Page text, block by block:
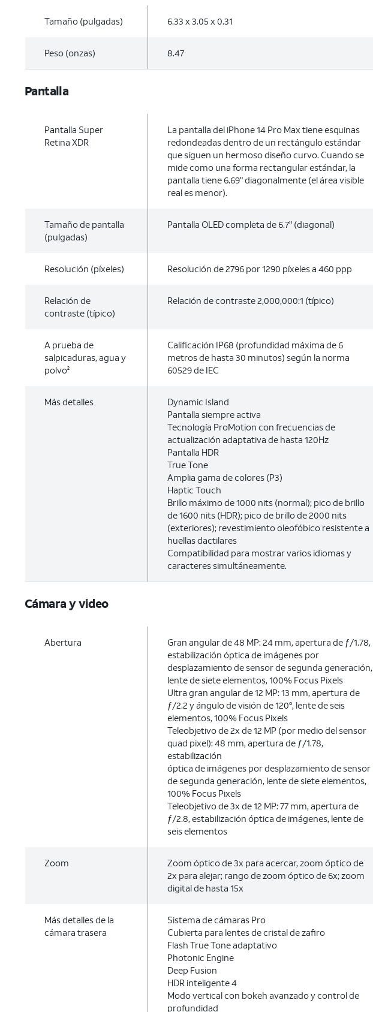
Tamaño (pulgadas) 6.33 x 3.05 x 0.31
Peso (onzas) 8.47
Pantalla
Pantalla Super
Retina XDR
La pantalla del iPhone 14 Pro Max tiene esquinas
redondeadas dentro de un rectángulo estándar
que siguen un hermoso diseño curvo. Cuando se
mide como una forma rectangular estándar, la
pantalla tiene 6.69" diagonalmente (el área visible
real es menor).
Tamaño de pantalla
(pulgadas)
Pantalla OLED completa de 6.7" (diagonal)
Resolución (píxeles) Resolución de 2796 por 1290 píxeles a 460 ppp
Relación de
contraste (típico)
Relación de contraste 2,000,000:1 (típico)
A prueba de
salpicaduras, agua y
polvo2
Calificación IP68 (profundidad máxima de 6
metros de hasta 30 minutos) según la norma
60529 de IEC
Más detalles
Dynamic Island
Pantalla siempre activa
Tecnología ProMotion con frecuencias de
actualización adaptativa de hasta 120Hz
Pantalla HDR
True Tone
Amplia gama de colores (P3)
Haptic Touch
Brillo máximo de 1000 nits (normal); pico de brillo
de 1600 nits (HDR); pico de brillo de 2000 nits
(exteriores); revestimiento oleofóbico resistente a
huellas dactilares
Compatibilidad para mostrar varios idiomas y
caracteres simultáneamente.
Cámara y video
Abertura
Gran angular de 48 MP: 24 mm, apertura de ƒ/1.78,
estabilización óptica de imágenes por
desplazamiento de sensor de segunda generación,
lente de siete elementos, 100% Focus Pixels
Ultra gran angular de 12 MP: 13 mm, apertura de
ƒ/2.2 y ángulo de visión de 120°, lente de seis
elementos, 100% Focus Pixels
Teleobjetivo de 2x de 12 MP (por medio del sensor
quad pixel): 48 mm, apertura de ƒ/1.78,
estabilización
óptica de imágenes por desplazamiento de sensor
de segunda generación, lente de siete elementos,
100% Focus Pixels
Teleobjetivo de 3x de 12 MP: 77 mm, apertura de
ƒ/2.8, estabilización óptica de imágenes, lente de
seis elementos
Zoom
Zoom óptico de 3x para acercar, zoom óptico de
2x para alejar; rango de zoom óptico de 6x; zoom
digital de hasta 15x
Más detalles de la
cámara trasera
Sistema de cámaras Pro
Cubierta para lentes de cristal de zafiro
Flash True Tone adaptativo
Photonic Engine
Deep Fusion
HDR inteligente 4
Modo vertical con bokeh avanzado y control de
profundidad